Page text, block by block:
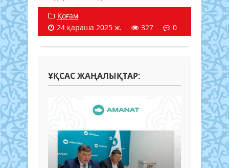
Қоғам
24 қараша 2025 ж.
327 0
ҰҚСАС ЖАҢАЛЫҚТАР: